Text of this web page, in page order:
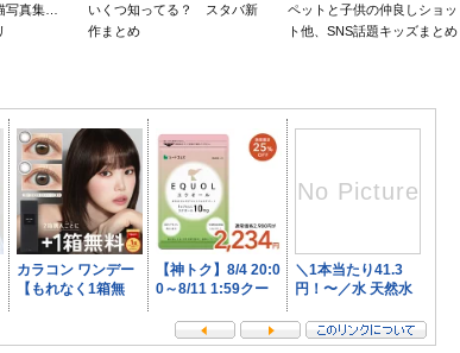
写真集…
いくつ知ってる？ スタバ新
作まとめ
ペットと子供の仲良しショッ
ト他、SNS話題キッズまとめ